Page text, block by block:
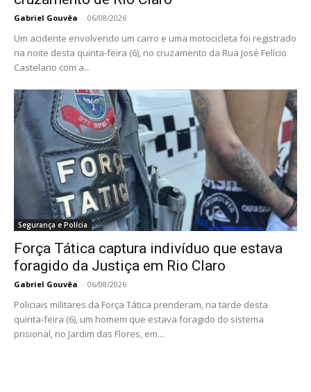
Gabriel Gouvêa - 06/08/2026
Um acidente envolvendo um carro e uma motocicleta foi registrado
na noite desta quinta-feira (6), no cruzamento da Rua José Felício
Castelano com a...
Segurança e Polícia
Força Tática captura indivíduo que estava
foragido da Justiça em Rio Claro
Gabriel Gouvêa - 06/08/2026
Policiais militares da Força Tática prenderam, na tarde desta
quinta-feira (6), um homem que estava foragido do sistema
prisional, no Jardim das Flores, em...